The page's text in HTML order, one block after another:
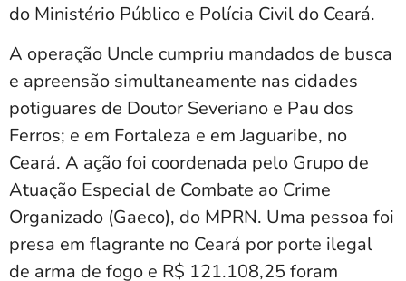
do Ministério Público e Polícia Civil do Ceará.
A operação Uncle cumpriu mandados de busca
e apreensão simultaneamente nas cidades
potiguares de Doutor Severiano e Pau dos
Ferros; e em Fortaleza e em Jaguaribe, no
Ceará. A ação foi coordenada pelo Grupo de
Atuação Especial de Combate ao Crime
Organizado (Gaeco), do MPRN. Uma pessoa foi
presa em flagrante no Ceará por porte ilegal
de arma de fogo e R$ 121.108,25 foram